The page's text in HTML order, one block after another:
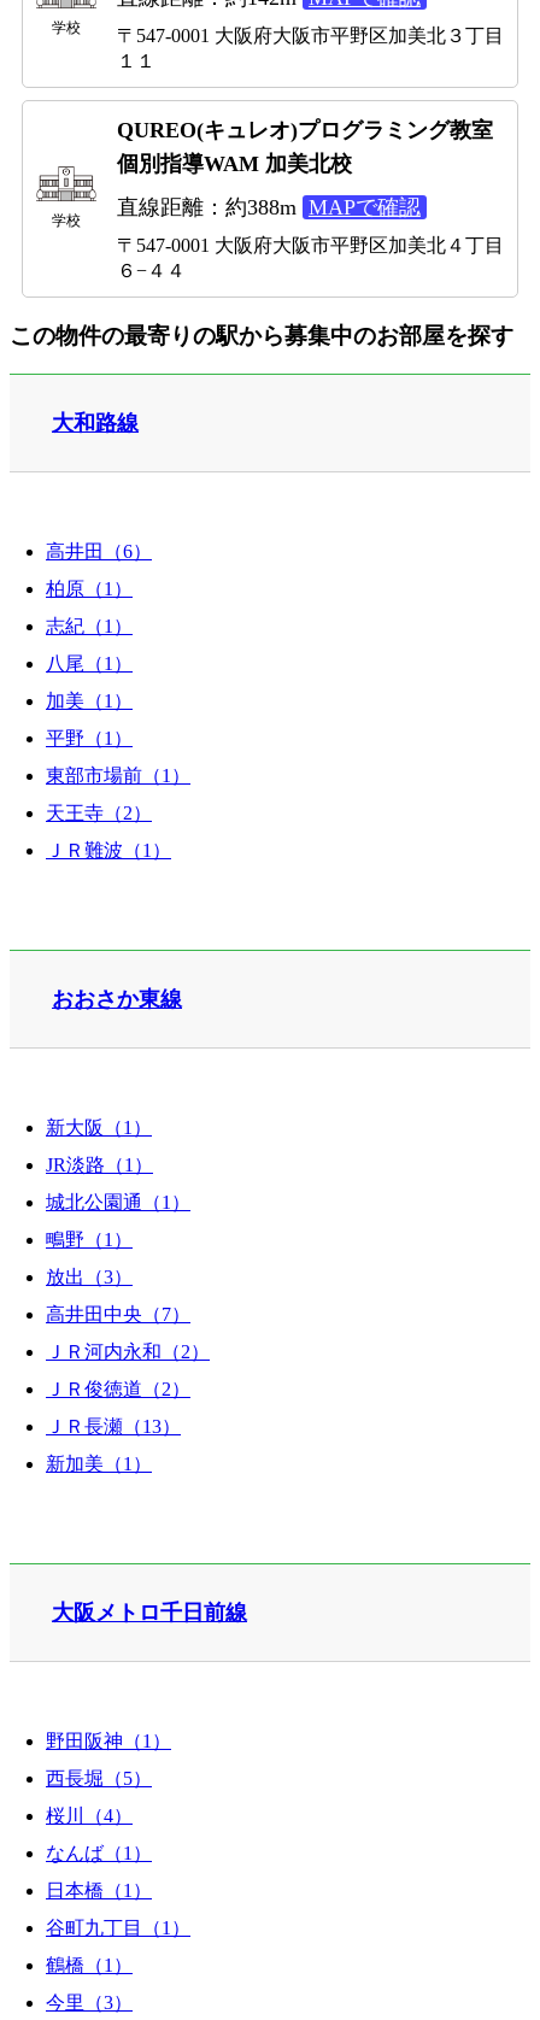
学校
〒547-0001 大阪府大阪市平野区加美北３丁目
１１
学校
QUREO(キュレオ)プログラミング教室
個別指導WAM 加美北校
直線距離：約388m MAPで確認
〒547-0001 大阪府大阪市平野区加美北４丁目
６−４４
この物件の最寄りの駅から募集中のお部屋を探す
大和路線
高井田（6）
柏原（1）
志紀（1）
八尾（1）
加美（1）
平野（1）
東部市場前（1）
天王寺（2）
ＪＲ難波（1）
おおさか東線
新大阪（1）
JR淡路（1）
城北公園通（1）
鴫野（1）
放出（3）
高井田中央（7）
ＪＲ河内永和（2）
ＪＲ俊徳道（2）
ＪＲ長瀬（13）
新加美（1）
大阪メトロ千日前線
野田阪神（1）
西長堀（5）
桜川（4）
なんば（1）
日本橋（1）
谷町九丁目（1）
鶴橋（1）
今里（3）